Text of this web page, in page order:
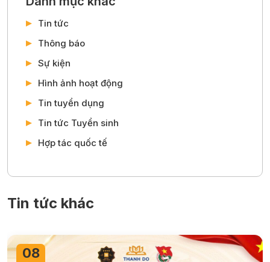
Tin tức
Thông báo
Sự kiện
Hình ảnh hoạt động
Tin tuyển dụng
Tin tức Tuyển sinh
Hợp tác quốc tế
Tin tức khác
08